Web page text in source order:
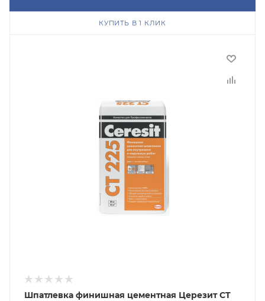
КУПИТЬ В 1 КЛИК
Шпатлевка финишная цементная Церезит CT